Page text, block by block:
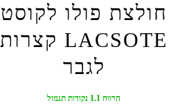
חולצת פולו לקוסט
LACSOTE קצרות
לגבר
הרווח 1.1 נקודות תגמול